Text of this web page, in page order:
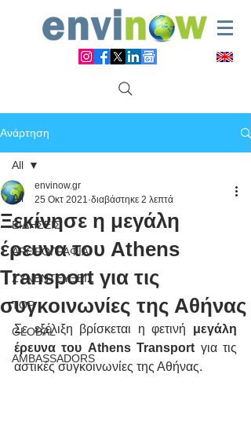
Ανάρτηση
All
ΕΙΔΗΣΕΙΣ
ΑΡΘΡΟΓΡΑΦΙΑ
ΣΥΝΕΝΤΕΥΞΕΙΣ
TOP
GLOBAL
AMBASSADORS
All
Ξεκίνησε η μεγάλη
έρευνα του Athens
Transport για τις
συγκοινωνίες της Αθήνας
envinow.gr
25 Οκτ 2021 διαβάστηκε 2 λεπτά
Σε εξέλιξη βρίσκεται η φετινή μεγάλη
έρευνα του Athens Transport για τις
αστικές συγκοινωνίες της Αθήνας.